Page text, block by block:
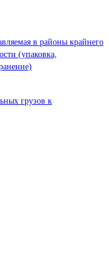
в районы крайнего
(упаковка,
грузов к